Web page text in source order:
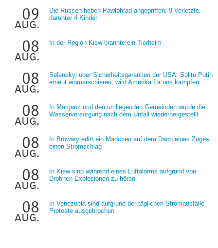
09
aug.
Die Russen haben Pawlohrad angegriffen: 9 Verletzte,
darunter 4 Kinder
08
aug.
In der Region Kiew brannte ein Tierheim
08
aug.
Selenskyj über Sicherheitsgarantien der USA: Sollte Putin
erneut einmarschieren, wird Amerika für uns kämpfen
08
aug.
In Marganz und den umliegenden Gemeinden wurde die
Wasserversorgung nach dem Unfall wiederhergestellt
08
aug.
In Browary erlitt ein Mädchen auf dem Dach eines Zuges
einen Stromschlag
08
aug.
In Kiew sind während eines Luftalarms aufgrund von
Drohnen Explosionen zu hören
08
aug.
In Venezuela sind aufgrund der täglichen Stromausfälle
Proteste ausgebrochen